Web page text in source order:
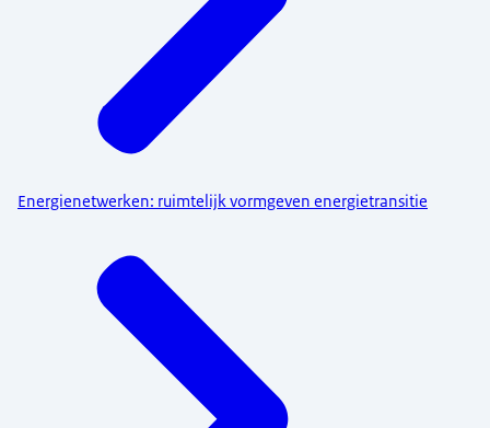
Energienetwerken: ruimtelijk vormgeven energietransitie